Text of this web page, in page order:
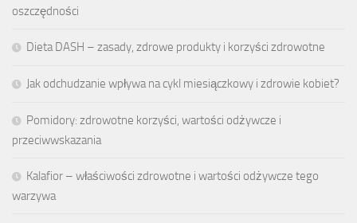
oszczędności
Dieta DASH – zasady, zdrowe produkty i korzyści zdrowotne
Jak odchudzanie wpływa na cykl miesiączkowy i zdrowie kobiet?
Pomidory: zdrowotne korzyści, wartości odżywcze i
przeciwwskazania
Kalafior – właściwości zdrowotne i wartości odżywcze tego
warzywa